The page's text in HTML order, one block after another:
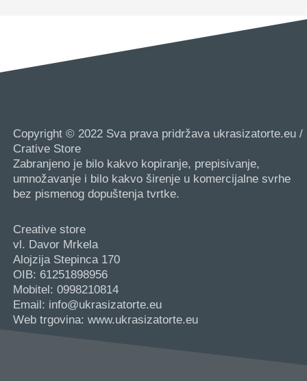
Copyright © 2022 Sva prava pridržava ukrasizatorte.eu /
Crative Store
Zabranjeno je bilo kakvo kopiranje, prepisivanje,
umnožavanje i bilo kakvo širenje u komercijalne svrhe
bez pismenog dopuštenja tvrtke.
Creative store
vl. Davor Mrkela
Alojzija Stepinca 170
OIB: 61251898956
Mobitel: 0998210814
Email: info@ukrasizatorte.eu
Web trgovina: www.ukrasizatorte.eu